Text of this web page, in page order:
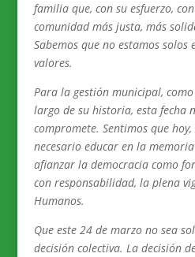
familia que, con su esfuerzo,
comunidad más justa, más
Sabemos que no estamos solos
valores.
Para la gestión municipal,
largo de su historia, esta fecha
compromete. Sentimos que
necesario educar en la
afianzar la democracia como
con responsabilidad, la plena
Humanos.
Que este 24 de marzo no sea
decisión colectiva. La decisión